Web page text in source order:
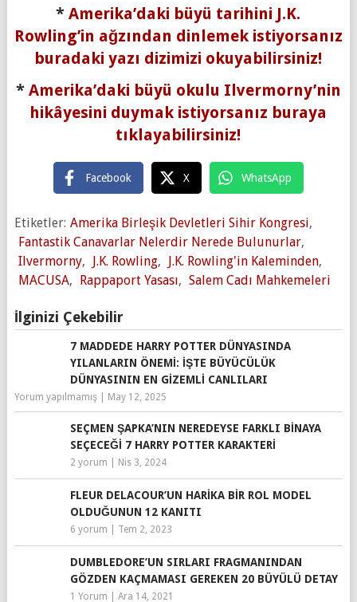
*Amerika’daki büyü tarihini J.K.
Rowling’in ağzından dinlemek istiyorsanız
buradaki yazı dizimizi okuyabilirsiniz!
* Amerika’daki büyü okulu Ilvermorny’nin
hikâyesini duymak istiyorsanız buraya
tıklayabilirsiniz!
Facebook X WhatsApp
Etiketler: Amerika Birleşik Devletleri Sihir Kongresi,
Fantastik Canavarlar Nelerdir Nerede Bulunurlar,
Ilvermorny, J.K. Rowling, J.K. Rowling'in Kaleminden,
MACUSA, Rappaport Yasası, Salem Cadı Mahkemeleri
İlginizi Çekebilir
7 MADDEDE HARRY POTTER DÜNYASINDA
YILANLARIN ÖNEMI: İŞTE BÜYÜCÜLÜK
DÜNYASININ EN GIZEMLI CANLILARI
Yorum yapılmamış| May 12, 2025
SEÇMEN ŞAPKA’NIN NEREDEYSE FARKLI BINAYA
SEÇECEĞI 7 HARRY POTTER KARAKTERI
2 yorum Nis 3, 2024
FLEUR DELACOUR’UN HARIKA BIR ROL MODEL
OLDUĞUNUN 12 KANITI
6 yorum Tem 2, 2023
DUMBLEDORE’UN SIRLARI FRAGMANINDAN
GÖZDEN KAÇMAMASI GEREKEN 20 BÜYÜLÜ DETAY
1 Yorum Ara 14, 2021